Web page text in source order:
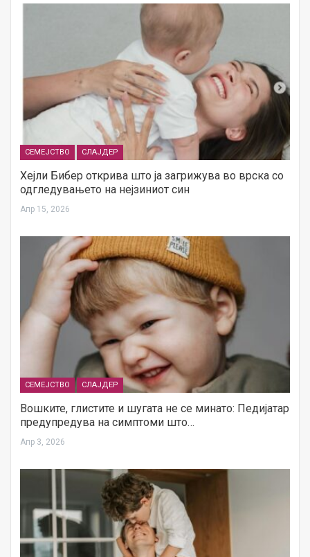
СЕМЕЈСТВО СЛАЈДЕР
Хејли Бибер открива што ја загрижува во врска со
одгледувањето на нејзиниот син
Апр 15, 2026
СЕМЕЈСТВО СЛАЈДЕР
Вошките, глистите и шугата не се минато: Педијатар
предупредува на симптоми што…
Апр 3, 2026